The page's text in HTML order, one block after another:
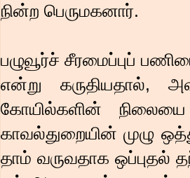
நின்ற பெருமகனார்.
பழுவூர்ச் சீரமைப்புப்
என்று கருதியதால்,
கோயில்களின்
காவல்துறையின் முழு
தாம் வருவதாக ஒப்புதல்